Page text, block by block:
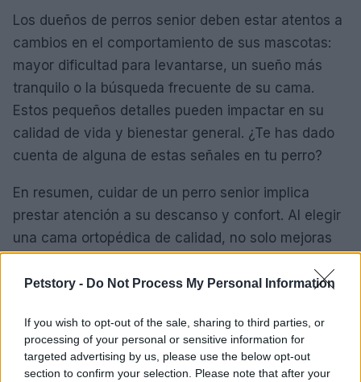
Petstory - Do Not Process My Personal Information
If you wish to opt-out of the sale, sharing to third parties, or
processing of your personal or sensitive information for
targeted advertising by us, please use the below opt-out
section to confirm your selection. Please note that after your
Los dueños de perros senior deben estar atentos a
cambios en el comportamiento de sus mascotas:
mayor dificultad para levantarse, un sueño más
tranquilo o la búsqueda frecuente de su cama.
Estos pequeños detalles pueden impactar en su
calidad de vida y bienestar general. ¿Te has dado
cuenta de alguna de estas señales en tu perro?
En resumen, cuidar de un perro senior implica
prestar atención a su descanso y confort. Al elegir
una cama ortopédica de calidad, no solo mejoras
a su felicidad diaria. Después de compartir tantos
mejor cuidado posible en su etapa más delicada.
Recuerda, ¡ellos también merecen el mejor
descanso!